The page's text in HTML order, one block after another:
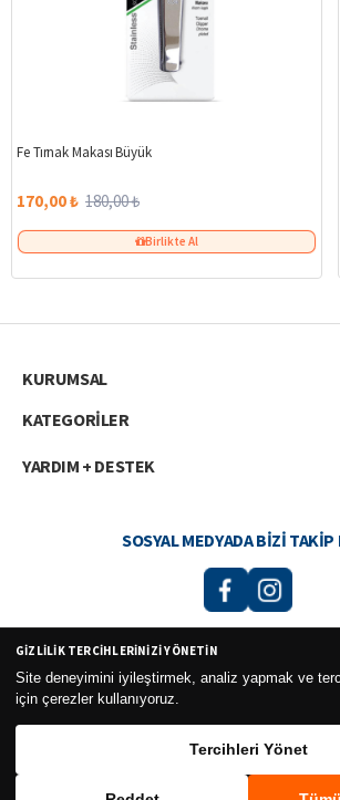
Fe Tırnak Makası Büyük
170,00 ₺ 180,00 ₺
Birlikte Al
KURUMSAL
KATEGORİLER
YARDIM + DESTEK
SOSYAL MEDYADA BIZI TAKIP
Curesel Turizm Ticaret Limited
GIZLILIK TERCIHLERINIZI YÖNETIN
Site deneyimini iyileştirmek, analiz yapmak ve
için çerezler kullanıyoruz.
Tercihleri Yönet